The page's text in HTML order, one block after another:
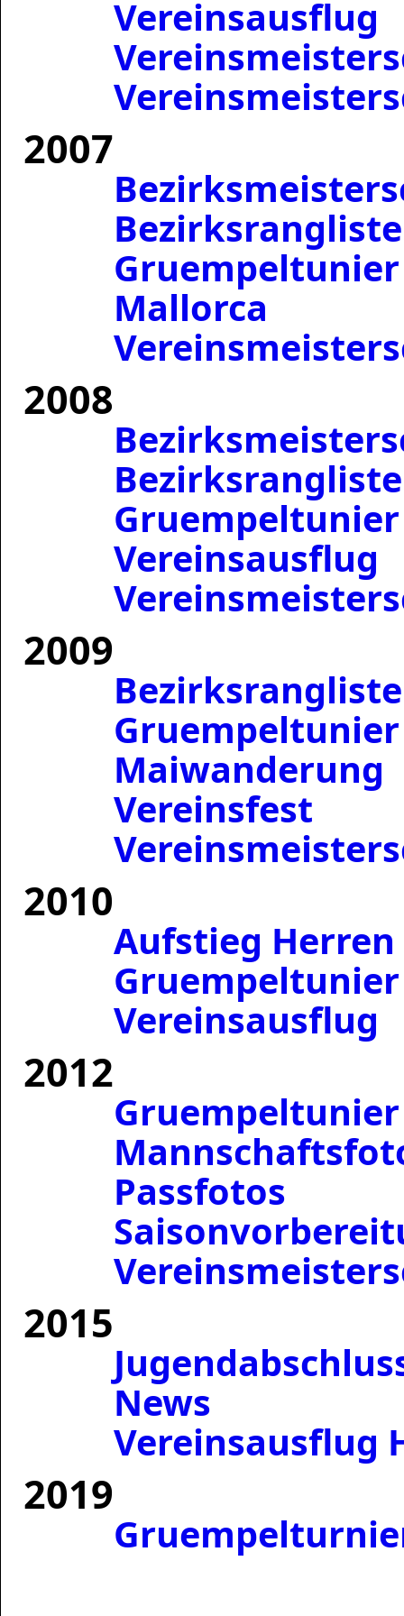
Vereinsausflug
2007
Bezirksrangliste
Gruempeltunier
Mallorca
2008
Bezirksrangliste
Gruempeltunier
Vereinsausflug
2009
Bezirksrangliste
Gruempeltunier
Maiwanderung
Vereinsfest
2010
Aufstieg Herren
Gruempeltunier
Vereinsausflug
2012
Gruempeltunier
Passfotos
2015
News
Vereinsausflug
2019